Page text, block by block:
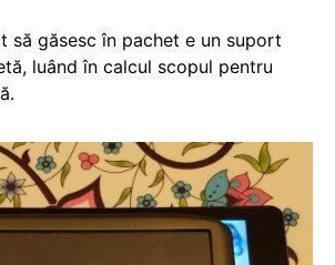
să găsesc în pachet e un suport
luând în calcul scopul pentru